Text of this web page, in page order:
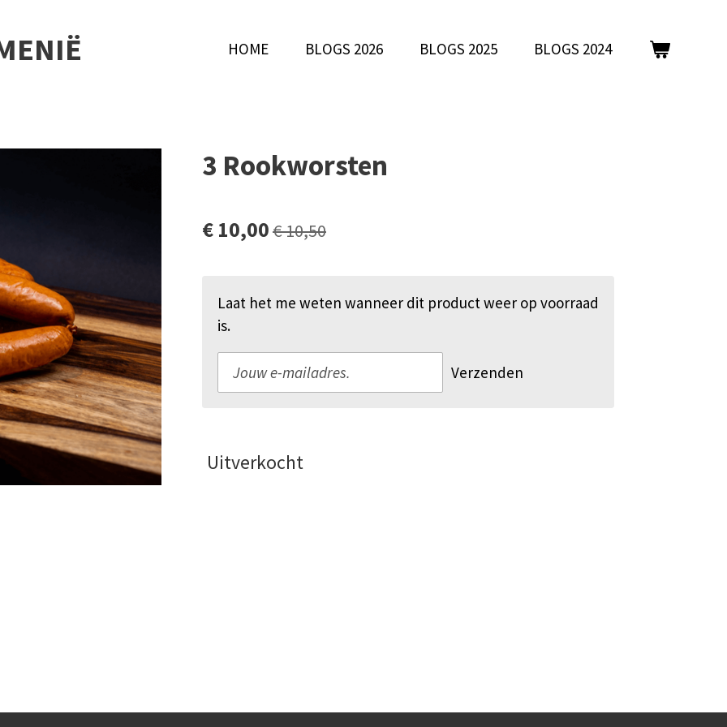
HOME BLOGS 2026 BLOGS 2025 BLOGS 2024
3 Rookworsten
€ 10,00€ 10,50
Laat het me weten wanneer dit product weer op voorraad
is.
Verzenden
Uitverkocht